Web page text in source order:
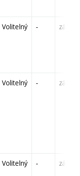
Volitelný - zá,zk
Volitelný - zá
Volitelný - zá,zk